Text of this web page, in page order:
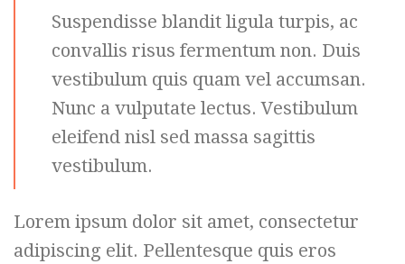
Suspendisse blandit ligula turpis, ac
convallis risus fermentum non. Duis
vestibulum quis quam vel accumsan.
Nunc a vulputate lectus. Vestibulum
eleifend nisl sed massa sagittis
vestibulum.
Lorem ipsum dolor sit amet, consectetur
adipiscing elit. Pellentesque quis eros